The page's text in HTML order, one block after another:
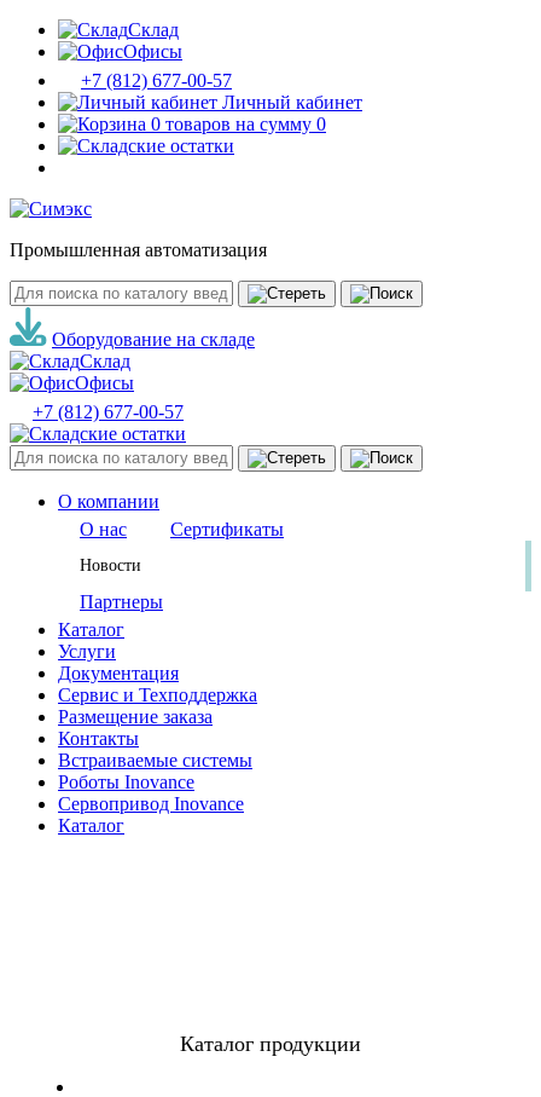
Склад
Офисы
+7 (812) 677-00-57
Личный кабинет
0 товаров на сумму 0
Промышленная автоматизация
Оборудование на складе
Склад
Офисы
+7 (812) 677-00-57
О компании
О нас
Сертификаты
Новости
Партнеры
Каталог
Услуги
Документация
Сервис и Техподдержка
Размещение заказа
Контакты
Встраиваемые системы
Роботы Inovance
Сервопривод Inovance
Каталог
Каталог продукции